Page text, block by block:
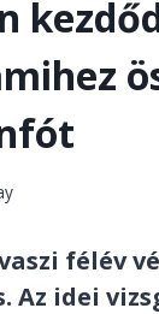
félév
Az idei